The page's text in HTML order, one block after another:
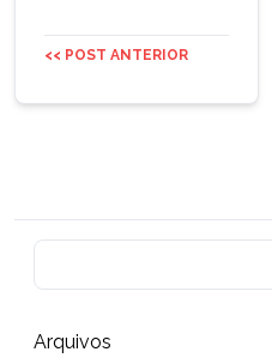
<< POST ANTERIOR
Arquivos